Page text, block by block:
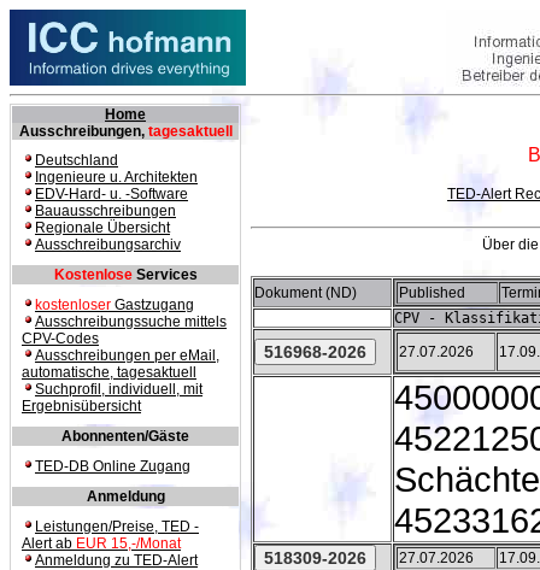
Home
Ausschreibungen, tagesaktuell
Deutschland
Ingenieure u. Architekten
EDV-Hard- u. -Software
Bauausschreibungen
Regionale Übersicht
Ausschreibungsarchiv
KostenloseServices
kostenloser Gastzugang
Ausschreibungssuche mittels
CPV-Codes
Ausschreibungen per eMail,
automatische, tagesaktuell
Suchprofil, individuell, mit
Ergebnisübersicht
Abonnenten/Gäste
TED-DB Online Zugang
Anmeldung
Leistungen/Preise, TED -
Alert ab EUR 15,-/Monat
Anmeldung zu TED-Alert
TED-Alert
Über
Dokument (ND) Published
CPV -
27.07.2026
27.07.2026